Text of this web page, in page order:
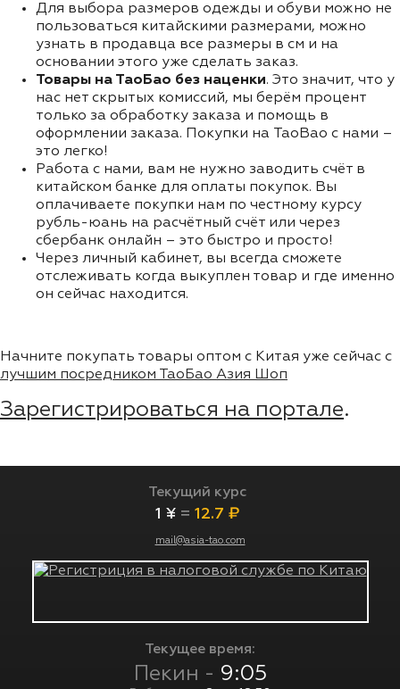
Для выбора размеров одежды и обуви можно не
пользоваться китайскими размерами, можно
узнать в продавца все размеры в см и на
основании этого уже сделать заказ.
Товары на ТаоБао без наценки. Это значит, что у
нас нет скрытых комиссий, мы берём процент
только за обработку заказа и помощь в
оформлении заказа. Покупки на TaoBao с нами –
это легко!
Работа с нами, вам не нужно заводить счёт в
китайском банке для оплаты покупок. Вы
оплачиваете покупки нам по честному курсу
рубль-юань на расчётный счёт или через
сбербанк онлайн – это быстро и просто!
Через личный кабинет, вы всегда сможете
отслеживать когда выкуплен товар и где именно
он сейчас находится.
Начните покупать товары оптом с Китая уже сейчас с
лучшим посредником ТаоБао Азия Шоп
Зарегистрироваться на портале.
Текущий курс
1 ¥ = 12.7 ₽
mail@asia-tao.com
Текущее время:
Пекин - 9:05